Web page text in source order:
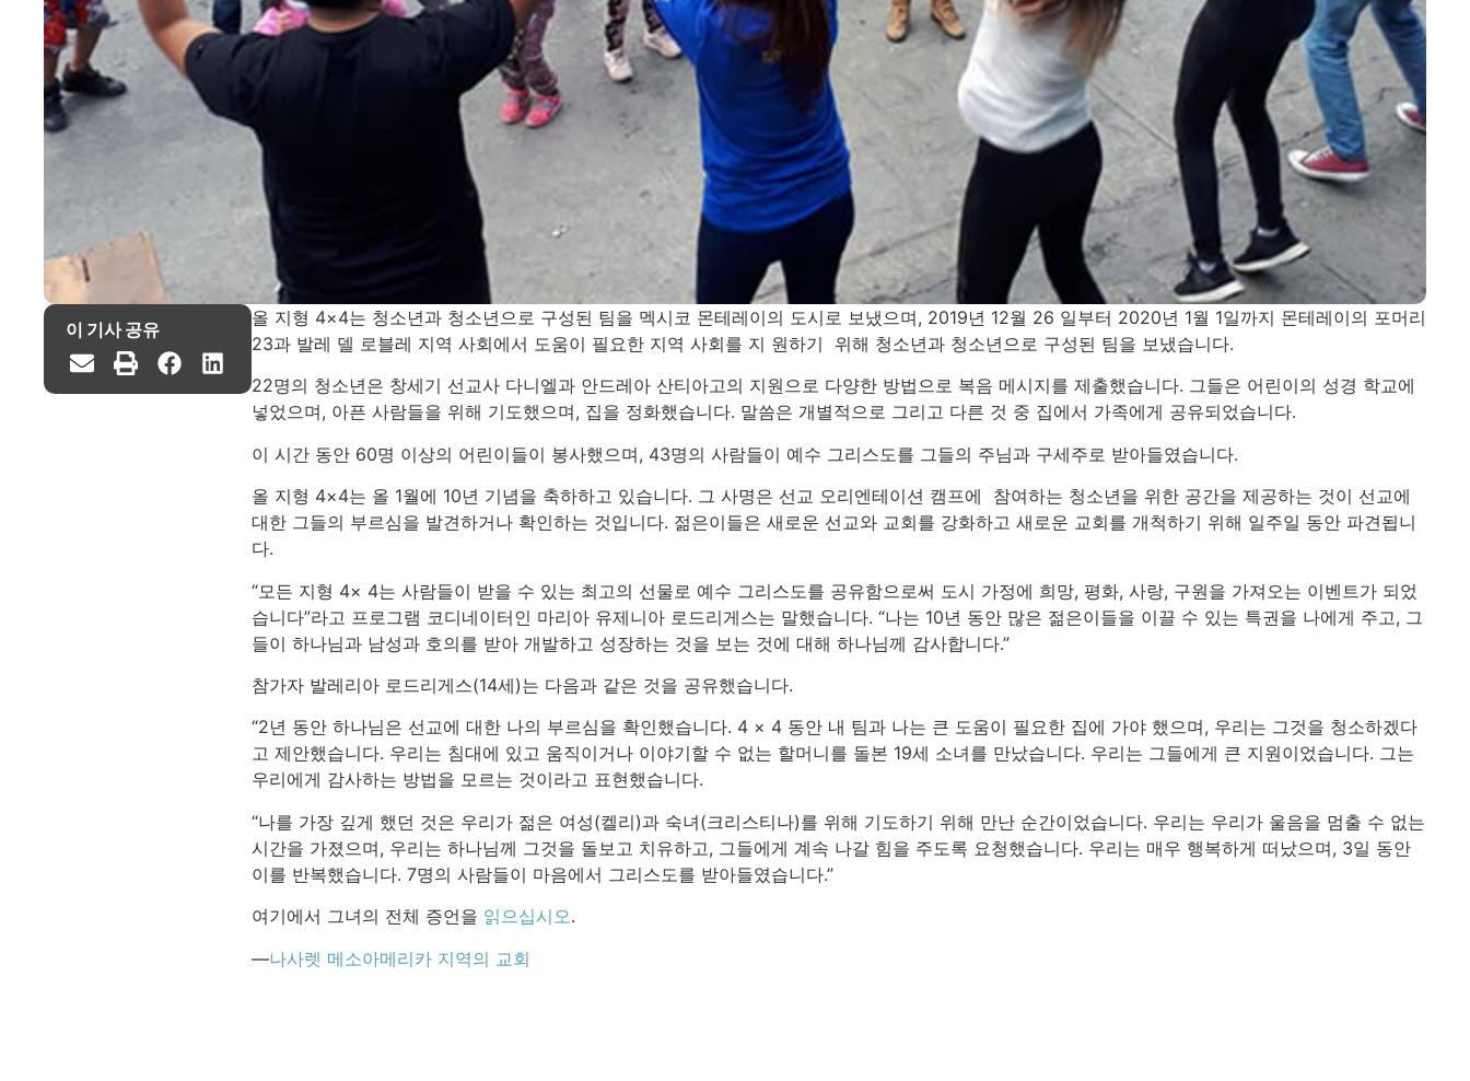
이 기사 공유
올 지형 4×4는 청소년과 청소년으로 구성된 팀을 멕시코 몬테레이의 도시로 보냈으며, 2019년 12월 26 일부터 2020년 1월 1일까지 몬테레이의 포머리
23과 발레 델 로블레 지역 사회에서 도움이 필요한 지역 사회를 지 원하기 위해 청소년과 청소년으로 구성된 팀을 보냈습니다.
22명의 청소년은 창세기 선교사 다니엘과 안드레아 산티아고의 지원으로 다양한 방법으로 복음 메시지를 제출했습니다. 그들은 어린이의 성경 학교에
넣었으며, 아픈 사람들을 위해 기도했으며, 집을 정화했습니다. 말씀은 개별적으로 그리고 다른 것 중 집에서 가족에게 공유되었습니다.
이 시간 동안 60명 이상의 어린이들이 봉사했으며, 43명의 사람들이 예수 그리스도를 그들의 주님과 구세주로 받아들였습니다.
올 지형 4×4는 올 1월에 10년 기념을 축하하고 있습니다. 그 사명은 선교 오리엔테이션 캠프에 참여하는 청소년을 위한 공간을 제공하는 것이 선교에
대한 그들의 부르심을 발견하거나 확인하는 것입니다. 젊은이들은 새로운 선교와 교회를 강화하고 새로운 교회를 개척하기 위해 일주일 동안 파견됩니
다.
“모든 지형 4× 4는 사람들이 받을 수 있는 최고의 선물로 예수 그리스도를 공유함으로써 도시 가정에 희망, 평화, 사랑, 구원을 가져오는 이벤트가 되었
습니다”라고 프로그램 코디네이터인 마리아 유제니아 로드리게스는 말했습니다. “나는 10년 동안 많은 젊은이들을 이끌 수 있는 특권을 나에게 주고, 그
들이 하나님과 남성과 호의를 받아 개발하고 성장하는 것을 보는 것에 대해 하나님께 감사합니다.”
참가자 발레리아 로드리게스(14세)는 다음과 같은 것을 공유했습니다.
“2년 동안 하나님은 선교에 대한 나의 부르심을 확인했습니다. 4 × 4 동안 내 팀과 나는 큰 도움이 필요한 집에 가야 했으며, 우리는 그것을 청소하겠다
고 제안했습니다. 우리는 침대에 있고 움직이거나 이야기할 수 없는 할머니를 돌본 19세 소녀를 만났습니다. 우리는 그들에게 큰 지원이었습니다. 그는
우리에게 감사하는 방법을 모르는 것이라고 표현했습니다.
“나를 가장 깊게 했던 것은 우리가 젊은 여성(켈리)과 숙녀(크리스티나)를 위해 기도하기 위해 만난 순간이었습니다. 우리는 우리가 울음을 멈출 수 없는
시간을 가졌으며, 우리는 하나님께 그것을 돌보고 치유하고, 그들에게 계속 나갈 힘을 주도록 요청했습니다. 우리는 매우 행복하게 떠났으며, 3일 동안
이를 반복했습니다. 7명의 사람들이 마음에서 그리스도를 받아들였습니다.”
여기에서 그녀의 전체 증언을 읽으십시오.
—나사렛 메소아메리카 지역의 교회